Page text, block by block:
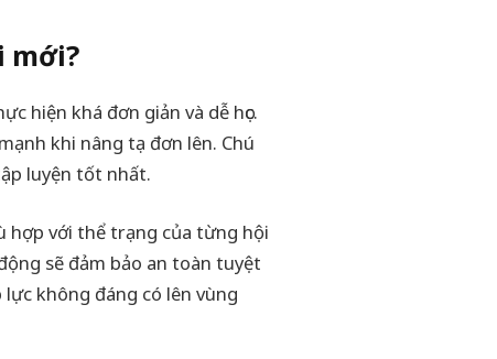
mới?
hiện khá đơn giản và dễ học.
khi nâng tạ đơn lên. Chú
luyện tốt nhất.
hợp với thể trạng của từng hội
sẽ đảm bảo an toàn tuyệt
không đáng có lên vùng